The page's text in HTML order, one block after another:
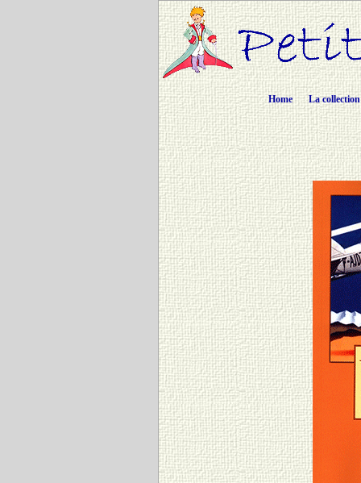
Home La collection